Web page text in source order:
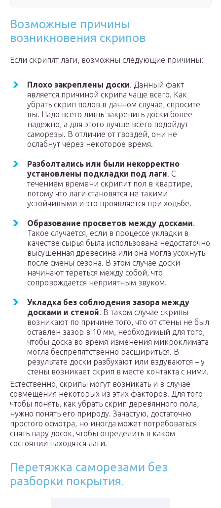
Возможные причины
возникновения скрипов
Если скрипят лаги, возможны следующие причины:
Плохо закреплены доски. Данный факт
является причиной скрипа чаще всего. Как
убрать скрип полов в данном случае, спросите
вы. Надо всего лишь закрепить доски более
надежно, а для этого лучше всего подойдут
саморезы. В отличие от гвоздей, они не
ослабнут через некоторое время.
Разболтались или были некорректно
установлены подкладки под лаги. С
течением времени скрипит пол в квартире,
потому что лаги становятся не такими
устойчивыми и это проявляется при ходьбе.
Образование просветов между досками.
Такое случается, если в процессе укладки в
качестве сырья была использована недостаточно
высушенная древесина или она могла усохнуть
после смены сезона. В этом случае доски
начинают тереться между собой, что
сопровождается неприятным звуком.
Укладка без соблюдения зазора между
досками и стеной. В таком случае скрипы
возникают по причине того, что от стены не был
оставлен зазор в 10 мм, необходимый для того,
чтобы доска во время изменения микроклимата
могла беспрепятственно расшириться. В
результате доски разбухают или вздуваются – у
стены возникает скрип в месте контакта с ними.
Естественно, скрипы могут возникать и в случае
совмещения некоторых из этих факторов. Для того
чтобы понять, как убрать скрип деревянного пола,
нужно понять его природу. Зачастую, достаточно
простого осмотра, но иногда может потребоваться
снять пару досок, чтобы определить в каком
состоянии находятся лаги.
Перетяжка саморезами без
разборки покрытия.